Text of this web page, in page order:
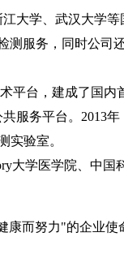
学、武汉大学等
服务，同时公司
台，建成了国内
服务平台。2013
实验室。
学医学院、中国
康而努力"的企业